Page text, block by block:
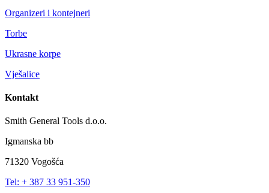
Organizeri i kontejneri
Torbe
Ukrasne korpe
Vješalice
Kontakt
Smith General Tools d.o.o.
Igmanska bb
71320 Vogošća
Tel: + 387 33 951-350